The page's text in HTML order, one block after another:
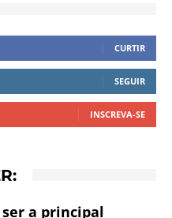
CURTIR
SEGUIR
INSCREVA-SE
a principal